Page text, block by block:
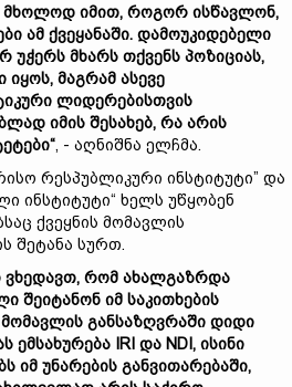
მხოლოდ იმით, როგორ ისწავლონ,
ამ ქვეყანაში. დამოუკიდებელი
უჭერს მხარს თქვენს პოზიციას,
იყოს, მაგრამ ასევე
ლიდერებისთვის
იმის შესახებ, რა არის
, - აღნიშნა ელჩმა.
რესპუბლიკური ინსტიტუტი” და
ინსტიტუტი“ ხელს უწყობენ
ქვეყნის მომავლის
შეტანა სურთ.
ვხედავთ, რომ ახალგაზრდა
შეიტანონ იმ საკითხების
მომავლის განსაზღვრაში დიდი
ემსახურება IRI და NDI, ისინი
იმ უნარების განვითარებაში,